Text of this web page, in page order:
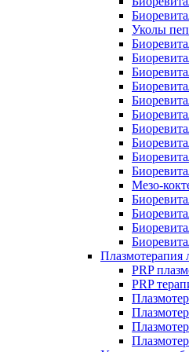
Уколы
Мезо-
Плазмотерапия
PRP
PRP